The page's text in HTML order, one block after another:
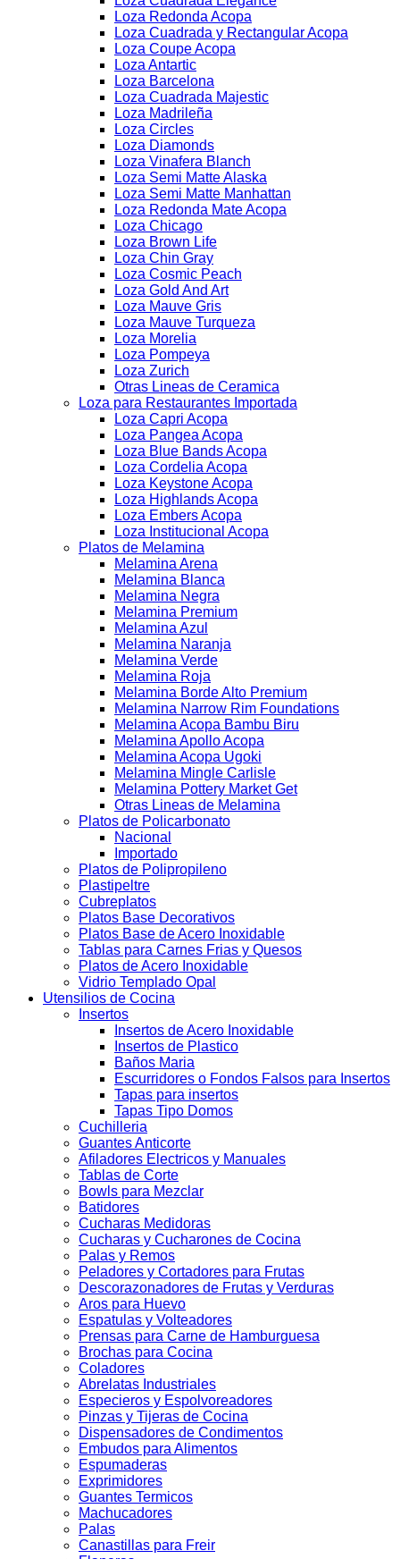
Loza Redonda Acopa
Loza Cuadrada y Rectangular Acopa
Loza Coupe Acopa
Loza Antartic
Loza Barcelona
Loza Cuadrada Majestic
Loza Madrileña
Loza Circles
Loza Diamonds
Loza Vinafera Blanch
Loza Semi Matte Alaska
Loza Semi Matte Manhattan
Loza Redonda Mate Acopa
Loza Chicago
Loza Brown Life
Loza Chin Gray
Loza Cosmic Peach
Loza Gold And Art
Loza Mauve Gris
Loza Mauve Turqueza
Loza Morelia
Loza Pompeya
Loza Zurich
Otras Lineas de Ceramica
Loza para Restaurantes Importada
Loza Capri Acopa
Loza Pangea Acopa
Loza Blue Bands Acopa
Loza Cordelia Acopa
Loza Keystone Acopa
Loza Highlands Acopa
Loza Embers Acopa
Loza Institucional Acopa
Platos de Melamina
Melamina Arena
Melamina Blanca
Melamina Negra
Melamina Premium
Melamina Azul
Melamina Naranja
Melamina Verde
Melamina Roja
Melamina Borde Alto Premium
Melamina Narrow Rim Foundations
Melamina Acopa Bambu Biru
Melamina Apollo Acopa
Melamina Acopa Ugoki
Melamina Mingle Carlisle
Melamina Pottery Market Get
Otras Lineas de Melamina
Platos de Policarbonato
Nacional
Importado
Platos de Polipropileno
Plastipeltre
Cubreplatos
Platos Base Decorativos
Platos Base de Acero Inoxidable
Tablas para Carnes Frias y Quesos
Platos de Acero Inoxidable
Vidrio Templado Opal
Utensilios de Cocina
Insertos
Insertos de Acero Inoxidable
Insertos de Plastico
Baños Maria
Escurridores o Fondos Falsos para Insertos
Tapas para insertos
Tapas Tipo Domos
Cuchilleria
Guantes Anticorte
Afiladores Electricos y Manuales
Tablas de Corte
Bowls para Mezclar
Batidores
Cucharas Medidoras
Cucharas y Cucharones de Cocina
Palas y Remos
Peladores y Cortadores para Frutas
Descorazonadores de Frutas y Verduras
Aros para Huevo
Espatulas y Volteadores
Prensas para Carne de Hamburguesa
Brochas para Cocina
Coladores
Abrelatas Industriales
Especieros y Espolvoreadores
Pinzas y Tijeras de Cocina
Dispensadores de Condimentos
Embudos para Alimentos
Espumaderas
Exprimidores
Guantes Termicos
Machucadores
Palas
Canastillas para Freir